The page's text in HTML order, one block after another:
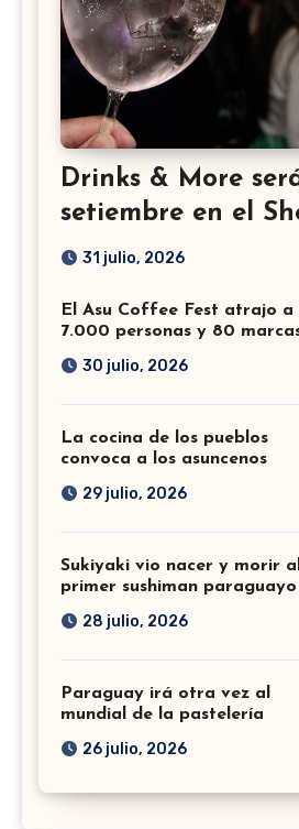
Drinks & More
setiembre en el
31 julio, 2026
El Asu Coffee Fest atrajo a
7.000 personas y 80
30 julio, 2026
La cocina de los pueblos
convoca a los asuncenos
29 julio, 2026
Sukiyaki vio nacer y morir
primer sushiman paraguayo
28 julio, 2026
Paraguay irá otra vez al
mundial de la pastelería
26 julio, 2026